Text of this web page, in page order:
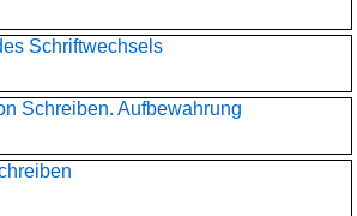
Schriftwechsels
Schreiben. Aufbewahrung